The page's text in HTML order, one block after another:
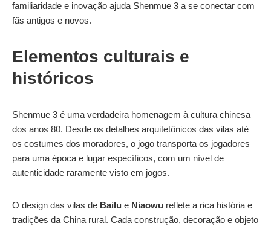
familiaridade e inovação ajuda Shenmue 3 a se conectar com
fãs antigos e novos.
Elementos culturais e
históricos
Shenmue 3 é uma verdadeira homenagem à cultura chinesa
dos anos 80. Desde os detalhes arquitetônicos das vilas até
os costumes dos moradores, o jogo transporta os jogadores
para uma época e lugar específicos, com um nível de
autenticidade raramente visto em jogos.
O design das vilas de Bailu e Niaowu reflete a rica história e
tradições da China rural. Cada construção, decoração e objeto